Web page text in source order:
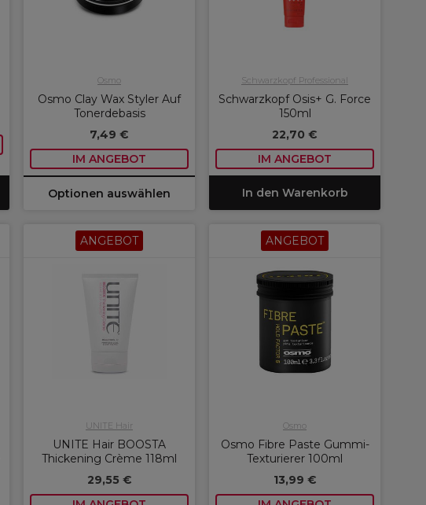
Osmo
Osmo Clay Wax Styler Auf
Tonerdebasis
7,49 €
IM ANGEBOT
Optionen auswählen
Schwarzkopf Professional
Schwarzkopf Osis+ G. Force
150ml
22,70 €
IM ANGEBOT
In den Warenkorb
ANGEBOT
UNITE Hair
UNITE Hair BOOSTA
Thickening Crème 118ml
29,55 €
ANGEBOT
Osmo
Osmo Fibre Paste Gummi-
Texturierer 100ml
13,99 €